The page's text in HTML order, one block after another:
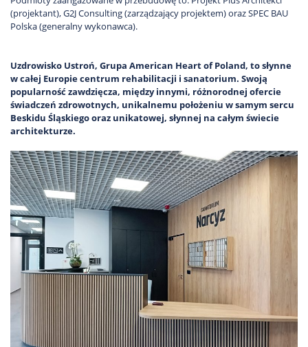
(projektant), G2J Consulting (zarządzający projektem) oraz SPEC BAU
Polska (generalny wykonawca).
Uzdrowisko Ustroń, Grupa American Heart of Poland, to słynne
w całej Europie centrum rehabilitacji i sanatorium. Swoją
popularność zawdzięcza, między innymi, różnorodnej ofercie
świadczeń zdrowotnych, unikalnemu położeniu w samym sercu
Beskidu Śląskiego oraz unikatowej, słynnej na całym świecie
architekturze.